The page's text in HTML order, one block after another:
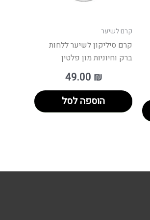
קרם לשיער
קרם סיליקון לשיער ללחות
ברק וחיוניות מון פלטין
49.00 ₪
הוספה לסל